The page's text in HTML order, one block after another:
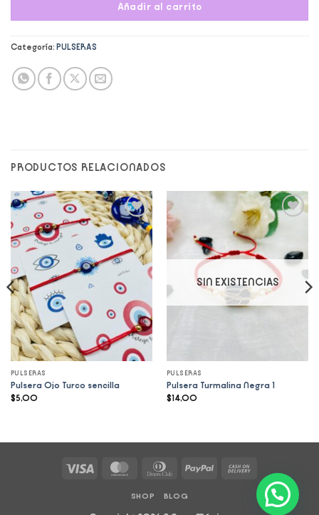
Añadir al carrito
Categoría: PULSERAS
PRODUCTOS RELACIONADOS
Add to
wishlist
PULSERAS
Pulsera Ojo Turco sencilla
$5,00
Add to
wishlist
SIN EXISTENCIAS
PULSERAS
Pulsera Turmalina Negra 1
$14,00
Visa MasterCardDinners
PayPal
On
Delivery
SHOP BLOG